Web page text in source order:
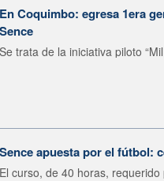
En Coquimbo: egresa 1era
Sence
Se trata de la iniciativa piloto
Sence apuesta por el fútbol:
El curso, de 40 horas,